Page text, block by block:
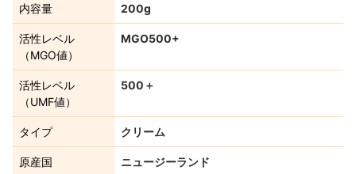
内容量 200g
活性レベル
（MGO値）
MGO500+
活性レベル
（UMF値）
500＋
タイプ クリーム
原産国 ニュージーランド